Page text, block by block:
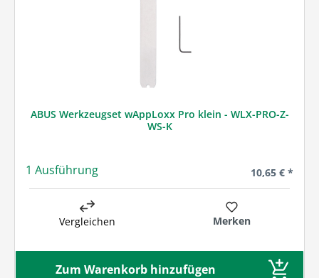
ABUS Werkzeugset wAppLoxx Pro klein - WLX-PRO-Z-
WS-K
1 Ausführung Regulärer
10,65 € *
Vergleichen Merken
Zum Warenkorb hinzufügen